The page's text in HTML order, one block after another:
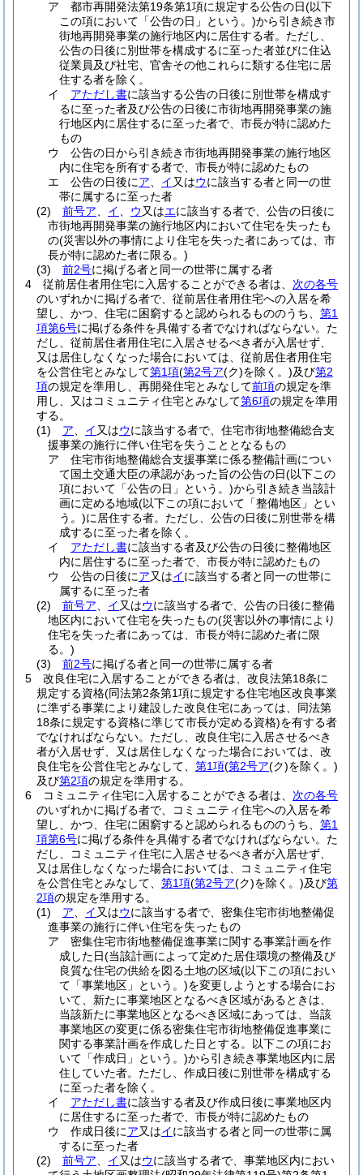
ア
都市再開発法第19条第1項に規定する公告の日(以下
この項において「公告の日」という。)から引き続き市
街地再開発事業の施行地区内に居住する者。 ただし、
公告の日後に別世帯を構成するに至った者並びに住込
従業員及び社宅、官舎その他これらに類する住宅に居
住する者を除く。
イ
アただし書に該当する公告の日後に別世帯を構成す
るに至った者及び公告の日後に市街地再開発事業の施
行地区内に居住するに至った者で、市長が特に認めた
もの
ウ
公告の日から引き続き市街地再開発事業の施行地区
内に住宅を所有する者で、市長が特に認めたもの
エ
公告の日後にア イ 又はウに該当する者と同一の世
帯に属するに至った者
(2)
前号ア イ ウ 又はエに該当する者で、公告の日後に
市街地再開発事業の施行地区内において住宅を失ったも
の(災害以外の事情により住宅を失った者にあっては、市
長が特に認めた者に限る。)
(3)
前2号に掲げる者と同一の世帯に属する者
4
従前居住者用住宅に入居することができる者は、 次の各号
のいずれかに掲げる者で、従前居住者用住宅への入居を希
望し、かつ、住宅に困窮すると認められるもののうち、 第1
項第6号に掲げる条件を具備する者でなければならない。 た
だし、従前居住者用住宅に入居させるべき者が入居せず、
又は居住しなくなった場合においては、従前居住者用住宅
を公営住宅とみなして第1項(第2号ア(ク)を除く。)及び第2
項の規定を準用し、再開発住宅とみなして前項の規定を準
用し、又はコミュニティ住宅とみなして第6項の規定を準用
する。
(1)
ア イ 又はウに該当する者で、住宅市街地整備総合支
援事業の施行に伴い住宅を失うこととなるもの
ア
住宅市街地整備総合支援事業に係る整備計画につい
て国土交通大臣の承認があった旨の公告の日(以下この
項において「公告の日」という。)から引き続き当該計
画に定める地域(以下この項において「整備地区」とい
う。)に居住する者。 ただし、公告の日後に別世帯を構
成するに至った者を除く。
イ
アただし書に該当する者及び公告の日後に整備地区
内に居住するに至った者で、市長が特に認めたもの
ウ
公告の日後にア又はイに該当する者と同一の世帯に
属するに至った者
(2)
前号ア イ 又はウに該当する者で、公告の日後に整備
地区内において住宅を失ったもの(災害以外の事情により
住宅を失った者にあっては、市長が特に認めた者に限
る。)
(3)
前2号に掲げる者と同一の世帯に属する者
5
改良住宅に入居することができる者は、改良法第18条に
規定する資格(同法第2条第1項に規定する住宅地区改良事業
に準ずる事業により建設した改良住宅にあっては、同法第
18条に規定する資格に準じて市長が定める資格)を有する者
でなければならない。 ただし、改良住宅に入居させるべき
者が入居せず、又は居住しなくなった場合においては、改
良住宅を公営住宅とみなして、 第1項(第2号ア(ク)を除く。)
及び第2項の規定を準用する。
6
コミュニティ住宅に入居することができる者は、 次の各号
のいずれかに掲げる者で、コミュニティ住宅への入居を希
望し、かつ、住宅に困窮すると認められるもののうち、 第1
項第6号に掲げる条件を具備する者でなければならない。 た
だし、コミュニティ住宅に入居させるべき者が入居せず、
又は居住しなくなった場合においては、コミュニティ住宅
を公営住宅とみなして、 第1項(第2号ア(ク)を除く。)及び第
2項の規定を準用する。
(1)
ア イ 又はウに該当する者で、密集住宅市街地整備促
進事業の施行に伴い住宅を失ったもの
ア
密集住宅市街地整備促進事業に関する事業計画を作
成した日(当該計画によって定めた居住環境の整備及び
良質な住宅の供給を図る土地の区域(以下この項におい
て「事業地区」という。)を変更しようとする場合にお
いて、新たに事業地区となるべき区域があるときは、
当該新たに事業地区となるべき区域にあっては、当該
事業地区の変更に係る密集住宅市街地整備促進事業に
関する事業計画を作成した日とする。以下この項にお
いて「作成日」という。)から引き続き事業地区内に居
住していた者。 ただし、作成日後に別世帯を構成する
に至った者を除く。
イ
アただし書に該当する者及び作成日後に事業地区内
に居住するに至った者で、市長が特に認めたもの
ウ
作成日後にア又はイに該当する者と同一の世帯に属
するに至った者
(2)
前号ア イ 又はウに該当する者で、事業地区内におい